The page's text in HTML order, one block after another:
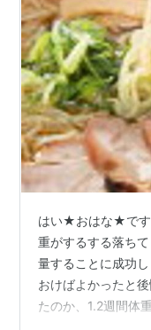
はい★おはな★です
重がするする落ち
量することに成功
おけばよかったと
たのか、1.2週間体